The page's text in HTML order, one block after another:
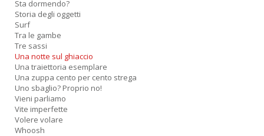
Sta dormendo?
Storia degli oggetti
Surf
Tra le gambe
Tre sassi
Una notte sul ghiaccio
Una traiettoria esemplare
Una zuppa cento per cento strega
Uno sbaglio? Proprio no!
Vieni parliamo
Vite imperfette
Volere volare
Whoosh